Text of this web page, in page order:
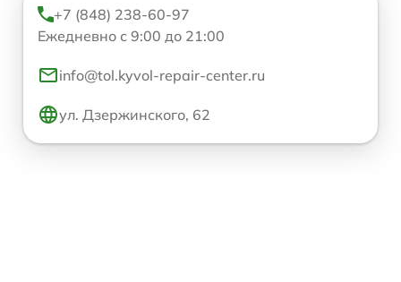
+7 (848) 238-60-97
Ежедневно с 9:00 до 21:00
info@tol.kyvol-repair-center.ru
ул. Дзержинского, 62